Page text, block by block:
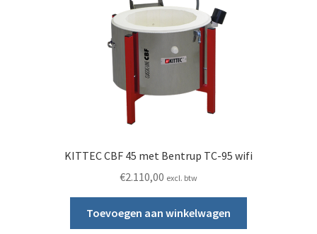
KITTEC CBF 45 met Bentrup TC-95 wifi
€2.110,00 excl. btw
Toevoegen aan winkelwagen